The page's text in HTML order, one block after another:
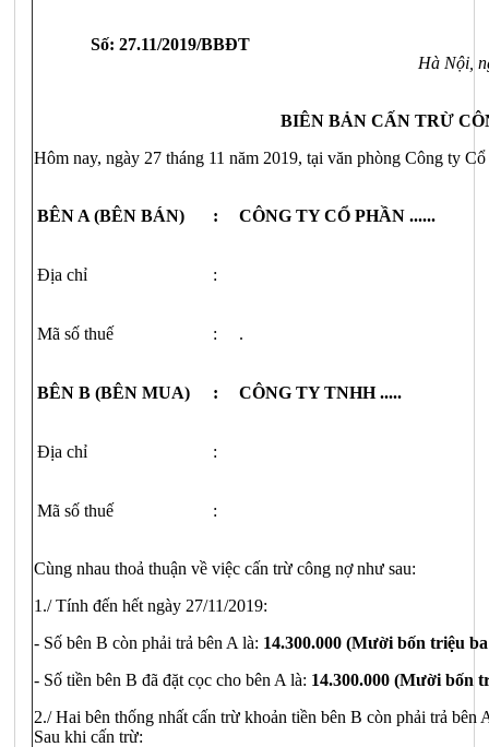
Số: 27.11/2019/BBĐT
Hà Nội,
BIÊN BẢN CẤN TRỪ
Hôm nay, ngày 27 tháng 11 năm 2019, tại văn phòng Công ty
BÊN A (BÊN BÁN) : CÔNG TY CỔ PHẦN ......
Địa chỉ :
Mã số thuế : .
BÊN B (BÊN MUA) : CÔNG TY TNHH .....
Địa chỉ :
Mã số thuế :
Cùng nhau thoả thuận về việc cấn trừ công nợ như sau:
1./ Tính đến hết ngày 27/11/2019:
- Số bên B còn phải trả bên A là: 14.300.000 (Mười bốn triệu
- Số tiền bên B đã đặt cọc cho bên A là: 14.300.000 (Mười bốn
2./ Hai bên thống nhất cấn trừ khoản tiền bên B còn phải trả bên
Sau khi cấn trừ: